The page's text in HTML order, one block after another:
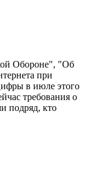
Обороне", "Об
при
в июле этого
требования о
подряд, кто